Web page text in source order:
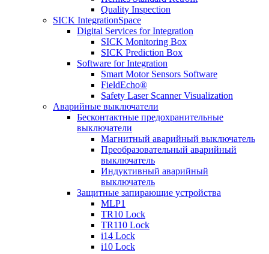
Quality Inspection
SICK IntegrationSpace
Digital Services for Integration
SICK Monitoring Box
SICK Prediction Box
Software for Integration
Smart Motor Sensors Software
FieldEcho®
Safety Laser Scanner Visualization
Аварийные выключатели
Бесконтактные предохранительные
выключатели
Магнитный аварийный выключатель
Преобразовательный аварийный
выключатель
Индуктивный аварийный
выключатель
Защитные запирающие устройства
MLP1
TR10 Lock
TR110 Lock
i14 Lock
i10 Lock